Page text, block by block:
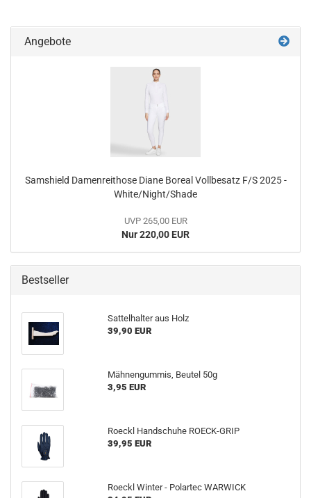
Angebote
Samshield Damenreithose Diane Boreal Vollbesatz F/S 2025 -
White/Night/Shade
UVP 265,00 EUR
Nur 220,00 EUR
Bestseller
Sattelhalter aus Holz
39,90 EUR
Mähnengummis, Beutel 50g
3,95 EUR
Roeckl Handschuhe ROECK-GRIP
39,95 EUR
Roeckl Winter - Polartec WARWICK